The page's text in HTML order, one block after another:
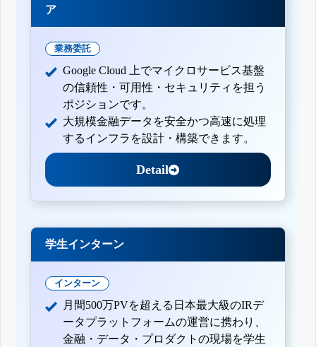
ア
業務委託
Google Cloud 上でマイクロサービス基盤
の信頼性・可用性・セキュリティを担う
ポジションです。
大規模金融データを安全かつ高速に処理
するインフラを設計・構築できます。
Detail
学生インターン
インターン
月間500万PVを超える日本最大級のIRデ
ータプラットフォームの運営に携わり、
金融・データ・プロダクトの現場を学生